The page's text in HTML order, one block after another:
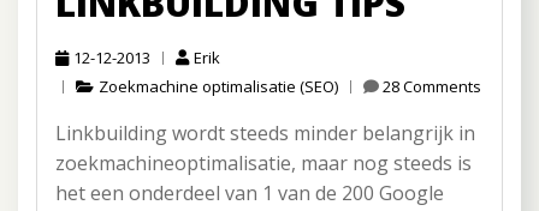
12-12-2013
Erik
Zoekmachine optimalisatie (SEO)
28 Comments
Linkbuilding wordt steeds minder belangrijk in
zoekmachineoptimalisatie, maar nog steeds is
het een onderdeel van 1 van de 200 Google